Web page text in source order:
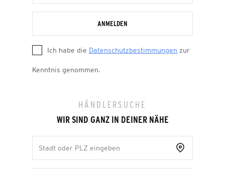
ANMELDEN
Ich habe die Datenschutzbestimmungen zur
Kenntnis genommen.
HÄNDLERSUCHE
WIR SIND GANZ IN DEINER NÄHE